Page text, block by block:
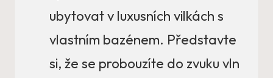
ubytovat v luxusních vilkách s
vlastním bazénem. Představte
si, že se probouzíte do zvuku vln